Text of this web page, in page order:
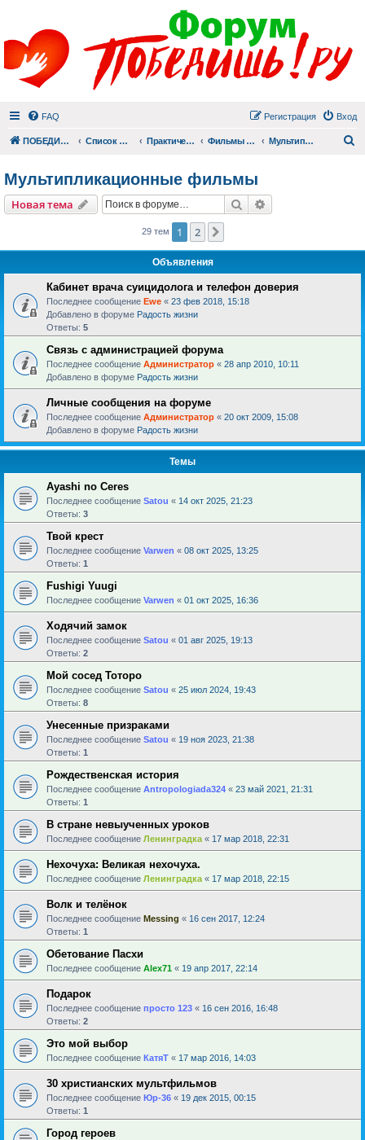
FAQ Вход
Регистрация
ПОБЕДИШЬ.РУ Список форумов Практический раздел Фильмы для души Мультипликационные фильмы
Мультипликационные фильмы
Новая тема Поиск
29 тем 1 2
Объявления
Кабинет врача суицидолога и телефон доверия
Последнее сообщение Ewe « 23 фев 2018, 15:18
Добавлено в форуме Радость жизни
Ответы: 5
Связь с администрацией форума
Последнее сообщение Администратор « 28 апр 2010, 10:11
Добавлено в форуме Радость жизни
Личные сообщения на форуме
Последнее сообщение Администратор « 20 окт 2009, 15:08
Добавлено в форуме Радость жизни
Темы
Ayashi no Ceres
Последнее сообщение Satou « 14 окт 2025, 21:23
Ответы: 3
Твой крест
Последнее сообщение Varwen « 08 окт 2025, 13:25
Ответы: 1
Fushigi Yuugi
Последнее сообщение Varwen « 01 окт 2025, 16:36
Ходячий замок
Последнее сообщение Satou « 01 авг 2025, 19:13
Ответы: 2
Мой сосед Тоторо
Последнее сообщение Satou « 25 июл 2024, 19:43
Ответы: 8
Унесенные призраками
Последнее сообщение Satou « 19 ноя 2023, 21:38
Ответы: 1
Рождественская история
Последнее сообщение Antropologiada324 « 23 май 2021, 21:31
Ответы: 1
В стране невыученных уроков
Последнее сообщение Ленинградка « 17 мар 2018, 22:31
Нехочуха: Великая нехочуха.
Последнее сообщение Ленинградка « 17 мар 2018, 22:15
Волк и телёнок
Последнее сообщение Messing « 16 сен 2017, 12:24
Ответы: 1
Обетование Пасхи
Последнее сообщение Alex71 « 19 апр 2017, 22:14
Подарок
Последнее сообщение просто 123 « 16 сен 2016, 16:48
Ответы: 2
Это мой выбор
Последнее сообщение КатяТ « 17 мар 2016, 14:03
30 христианских мультфильмов
Последнее сообщение Юр-36 « 19 дек 2015, 00:15
Ответы: 1
Город героев